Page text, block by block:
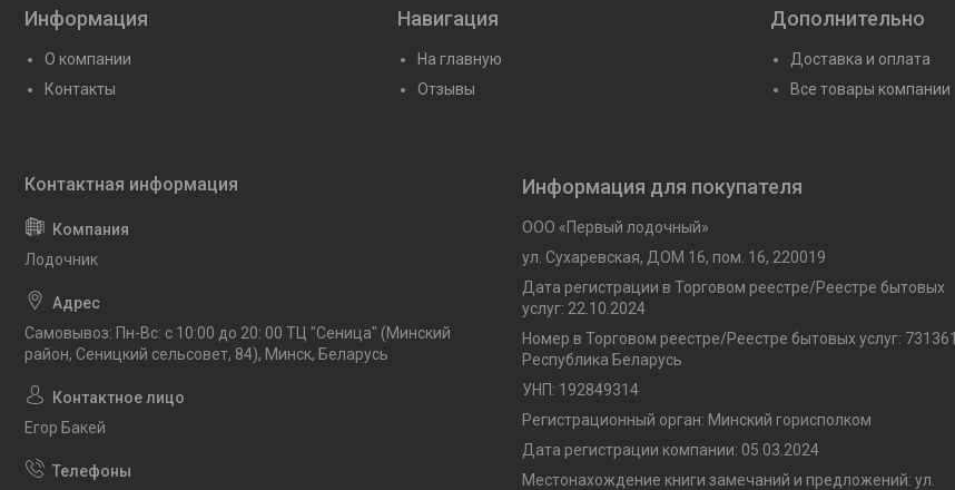
Информация
О компании
Контакты
Навигация
На главную
Отзывы
Дополнительно
Доставка и оплата
Все товары компании
Лодочник
Самовывоз: Пн-Вс: с 10:00 до 20: 00 ТЦ "Сеница" (Минский
район, Сеницкий сельсовет, 84), Минск, Беларусь
Егор Бакей
Информация для покупателя
ООО «Первый лодочный»
ул. Сухаревская, ДОМ 16, пом. 16, 220019
Дата регистрации в Торговом реестре/Реестре бытовых
услуг: 22.10.2024
Номер в Торговом реестре/Реестре бытовых услуг:
Республика Беларусь
УНП: 192849314
Регистрационный орган: Минский горисполком
Дата регистрации компании: 05.03.2024
Местонахождение книги замечаний и предложений: ул.